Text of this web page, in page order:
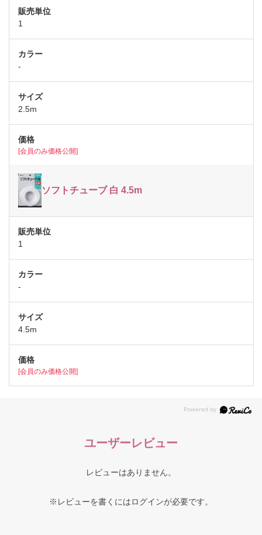
1
-
2.5m
[会員のみ価格公開]
ソフトチューブ 白 4.5m
1
-
4.5m
[会員のみ価格公開]
ユーザーレビュー
レビューはありません。
※レビューを書くにはログインが必要です。